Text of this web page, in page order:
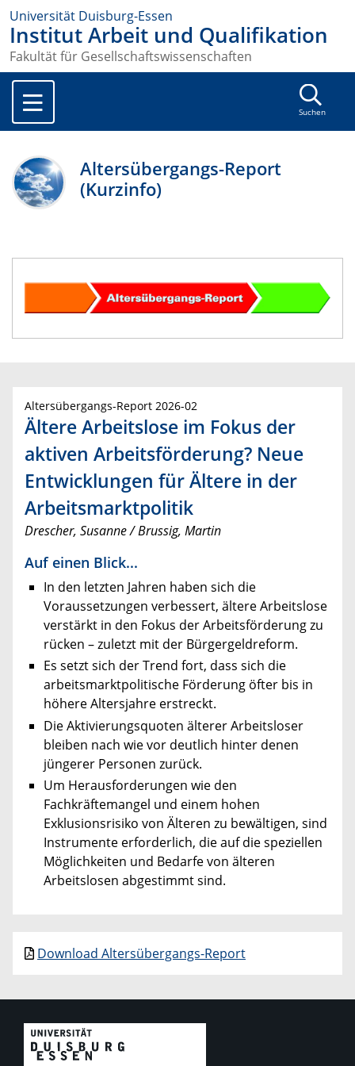
Universität Duisburg-Essen
Institut Arbeit und Qualifikation
Fakultät für Gesellschaftswissenschaften
Suchen
Altersübergangs-Report
(Kurzinfo)
Altersübergangs-Report 2026-02
Ältere Arbeitslose im Fokus der
aktiven Arbeitsförderung? Neue
Entwicklungen für Ältere in der
Arbeitsmarktpolitik
Drescher, Susanne / Brussig, Martin
Auf einen Blick...
In den letzten Jahren haben sich die
Voraussetzungen verbessert, ältere Arbeitslose
verstärkt in den Fokus der Arbeitsförderung zu
rücken – zuletzt mit der Bürgergeldreform.
Es setzt sich der Trend fort, dass sich die
arbeitsmarktpolitische Förderung öfter bis in
höhere Altersjahre erstreckt.
Die Aktivierungsquoten älterer Arbeitsloser
bleiben nach wie vor deutlich hinter denen
jüngerer Personen zurück.
Um Herausforderungen wie den
Fachkräftemangel und einem hohen
Exklusionsrisiko von Älteren zu bewältigen, sind
Instrumente erforderlich, die auf die speziellen
Möglichkeiten und Bedarfe von älteren
Arbeitslosen abgestimmt sind.
Download Altersübergangs-Report